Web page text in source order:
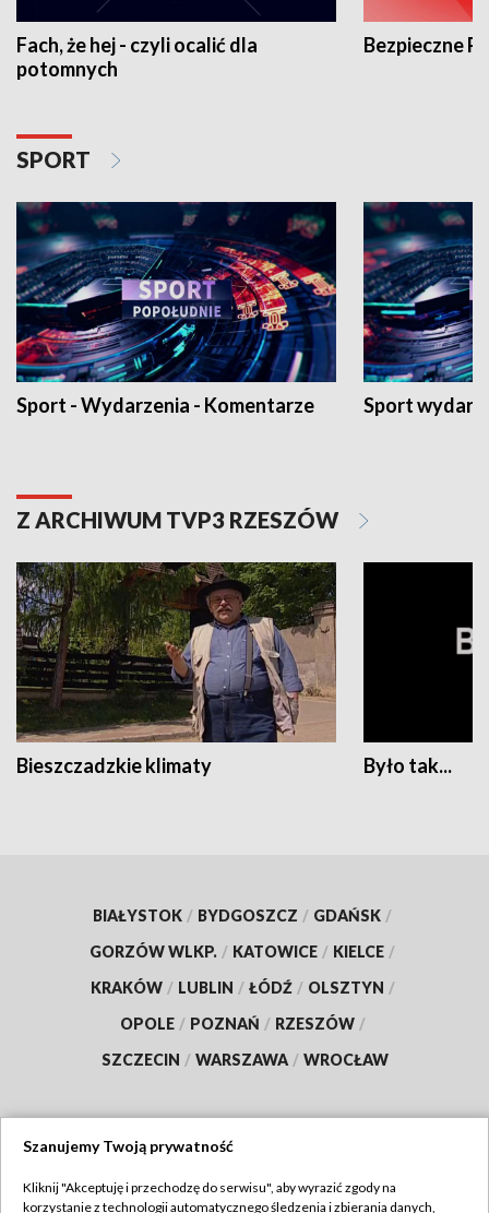
Fach, że hej - czyli ocalić dla
potomnych
Bezpieczne
SPORT
Sport - Wydarzenia - Komentarze Sport
Z ARCHIWUM TVP3 RZESZÓW
Bieszczadzkie klimaty Było tak...
BIAŁYSTOK / BYDGOSZCZ / GDAŃSK /
GORZÓW WLKP. / KATOWICE / KIELCE /
KRAKÓW / LUBLIN / ŁÓDŹ / OLSZTYN /
OPOLE / POZNAŃ / RZESZÓW /
SZCZECIN / WARSZAWA / WROCŁAW
Szanujemy Twoją prywatność
Kliknij "Akceptuję i przechodzę do serwisu", aby wyrazić zgody na
korzystanie z technologii automatycznego śledzenia i zbierania danych,